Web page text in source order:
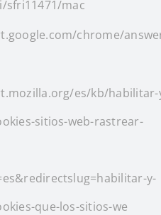
sfri11471/mac
chrome/
es/kb/habilitar-
sitios-web-rastrear-
y-
que-los-sitios-we